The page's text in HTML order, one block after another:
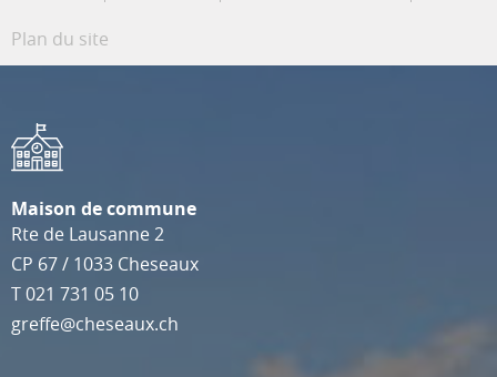
Plan du site
Maison de commune
Rte de Lausanne 2
CP 67/ 1033 Cheseaux
T021 731 05 10
greffe@cheseaux.ch